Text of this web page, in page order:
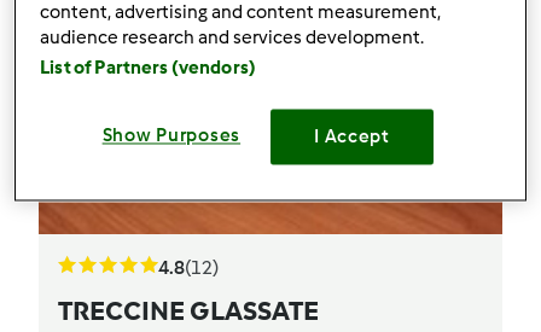
4.8(12)
TRECCINE GLASSATE
content, advertising and content measurement,
audience research and services development.
List of Partners (vendors)
Show Purposes I Accept